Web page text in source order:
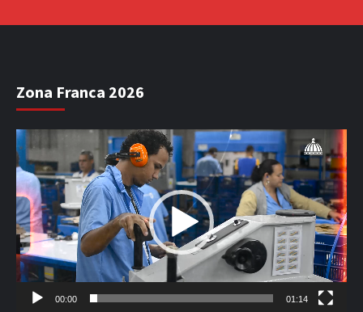
Zona Franca 2026
Reproductor
de
vídeo
00:00 01:14